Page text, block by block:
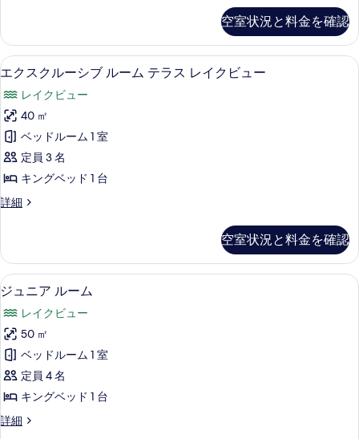
イ
ク
ビ
ュ
ー
の
す
べ
て
真
を
表
示
す
る
ア
ル
ー
レ
イ
ク
ビ
ュ
ー
の
詳
空室状況と料金を確認
エ
ス
ク
ル
ー
ブ
ー
ム
テ
ラ
ス
レ
イ
ク
ビ
エクスクルーシブ ルーム テラス レ
5
エクスクルーシブ ルーム テラス レイクビュー
レイクビュー
40 ㎡
ベッドルーム 1 室
定員 3 名
キングベッド 1 台
詳細
エ
ル
ー
シ
ル
ー
ム
テ
ラ
ス
レ
イ
空室状況と料金を確認
ジ
ニ
ア
ル
ー
の
ジュニア ルーム | 高級寝具、羽毛の
8
ジュニア ルーム
レイクビュー
50 ㎡
ベッドルーム 1 室
定員 4 名
キングベッド 1 台
詳細
ジ